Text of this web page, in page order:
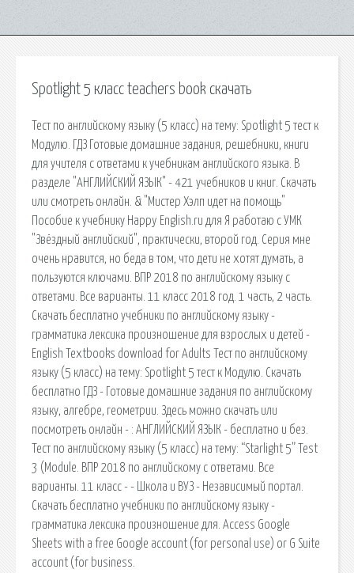
Spotlight 5 класс teachers book скачать
Тест по английскому языку (5 класс) на тему: Spotlight 5 тест к
Модулю. ГДЗ Готовые домашние задания, решебники, книги
для учителя с ответами к учебникам английского языка. В
разделе "АНГЛИЙСКИЙ ЯЗЫК" - 421 учебников и книг. Скачать
или смотреть онлайн. & "Мистер Хэлп идет на помощь"
Пособие к учебнику Happy English.ru для Я работаю с УМК
"Звёздный английский", практически, второй год. Серия мне
очень нравится, но беда в том, что дети не хотят думать, а
пользуются ключами. ВПР 2018 по английскому языку с
ответами. Все варианты. 11 класс 2018 год. 1 часть, 2 часть.
Скачать бесплатно учебники по английскому языку -
грамматика лексика произношение для взрослых и детей -
English Textbooks download for Adults Тест по английскому
языку (5 класс) на тему: Spotlight 5 тест к Модулю. Скачать
бесплатно ГДЗ - Готовые домашние задания по английскому
языку, алгебре, геометрии. Здесь можно скачать или
посмотреть онлайн - : АНГЛИЙСКИЙ ЯЗЫК - бесплатно и без.
Тест по английскому языку (5 класс) на тему: “Starlight 5” Test
3 (Module. ВПР 2018 по английскому с ответами. Все
варианты. 11 класс - - Школа и ВУЗ - Независимый портал.
Скачать бесплатно учебники по английскому языку -
грамматика лексика произношение для. Access Google
Sheets with a free Google account (for personal use) or G Suite
account (for business.